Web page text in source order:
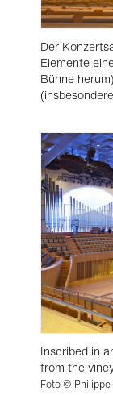
Der
Elemente
Bühne
Inscribed in
from the
Foto © Philippe